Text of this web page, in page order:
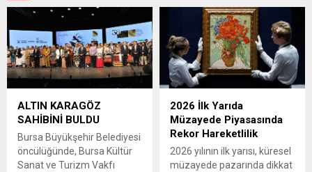
ALTIN KARAGÖZ
SAHİBİNİ BULDU
Bursa Büyükşehir Belediyesi
öncülüğünde, Bursa Kültür
Sanat ve Turizm Vakfı
2026 İlk Yarıda
Müzayede Piyasasında
Rekor Hareketlilik
2026 yılının ilk yarısı, küresel
müzayede pazarında dikkat